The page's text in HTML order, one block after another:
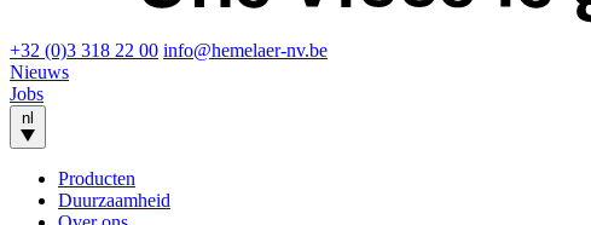
+32 (0)3 318 22 00 info@hemelaer-nv.be
Nieuws
Jobs
nl
Producten
Duurzaamheid